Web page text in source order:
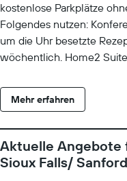
kostenlose Parkplätze
Folgendes nutzen:
um die Uhr besetzte
wöchentlich. Home2
Wasserkocher mit
Bügeleisen/Bügelbretter.
Zimmern zur Verfügung.
Wohneinheiten mit
Mikrowelle,
Mehr erfahren
Aktuelle Angebote
Sioux Falls/